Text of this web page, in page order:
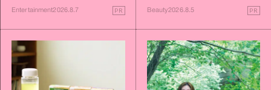
Entertainment2026.8.7 PR
進化！
Beauty2026.8.5 PR